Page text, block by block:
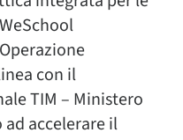
con il
TIM – Ministero
accelerare il